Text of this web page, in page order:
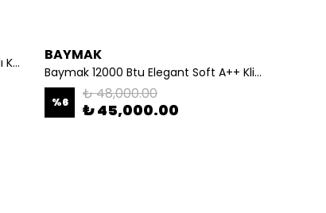
Airfel Digifel Premix 26 Kw Yoğuşmalı Kombi BAYMAK
Baymak 12000 Btu Elegant Soft A++ Klima
%6 ₺ 48,000.00
₺ 45,000.00